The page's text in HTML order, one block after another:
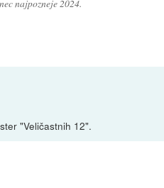
najpozneje 2024.
"Veličastnih 12".